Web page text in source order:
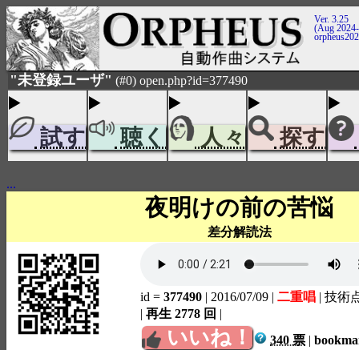
Ver. 3.25
(Aug
"未登録ユーザ" (#0) open.php?id=377490
試す 聴く 人々 探す
...
夜明けの前の苦悩
差分解読法
id = 377490 | 2016/07/09 | 二重唱 | 技術
| 再生 2778 回 |
いいね！ 340 票 |